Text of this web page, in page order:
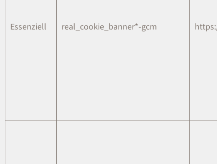
Essenziell real_cookie_banner*-gcm